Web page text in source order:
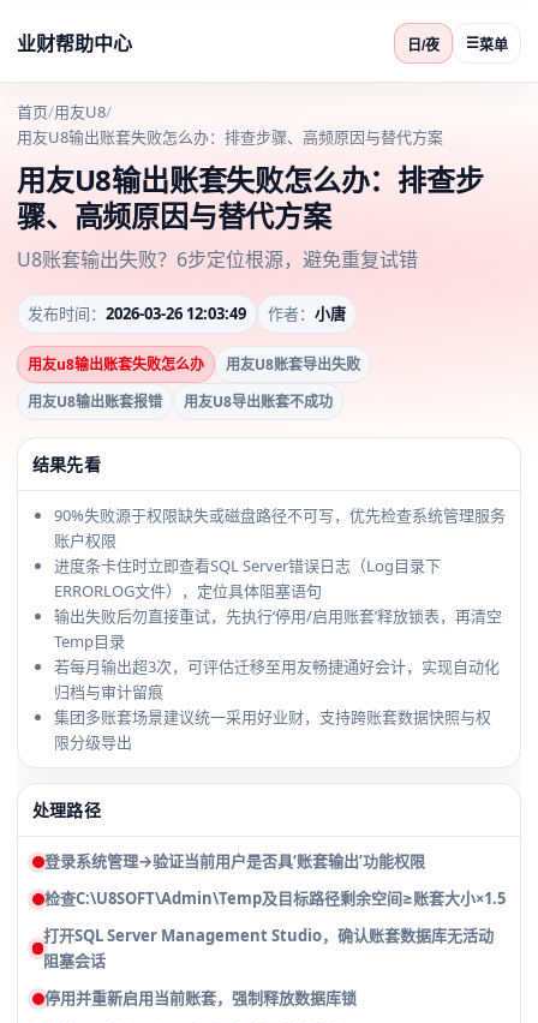
业财帮助中心 日/夜 ☰菜单
首页/用友U8/
用友U8输出账套失败怎么办：排查步骤、高频原因与替代方案
用友U8输出账套失败怎么办：排查步
骤、高频原因与替代方案
U8账套输出失败？6步定位根源，避免重复试错
发布时间： 2026-03-26 12:03:49 作者： 小唐
用友u8输出账套失败怎么办
用友U8账套导出失败
用友U8输出账套报错
用友U8导出账套不成功
结果先看
90%失败源于权限缺失或磁盘路径不可写，优先检查系统管理服务
账户权限
进度条卡住时立即查看SQL Server错误日志（Log目录下
ERRORLOG文件），定位具体阻塞语句
输出失败后勿直接重试，先执行‘停用/启用账套’释放锁表，再清空
Temp目录
若每月输出超3次，可评估迁移至用友畅捷通好会计，实现自动化
归档与审计留痕
集团多账套场景建议统一采用好业财，支持跨账套数据快照与权
限分级导出
处理路径
登录系统管理→验证当前用户是否具‘账套输出’功能权限
检查C:\U8SOFT\Admin\Temp及目标路径剩余空间≥账套大小×1.5
打开SQL Server Management Studio，确认账套数据库无活动
阻塞会话
停用并重新启用当前账套，强制释放数据库锁